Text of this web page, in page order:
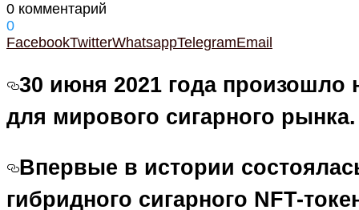
0 комментарий
0
FacebookTwitterWhatsappTelegramEmail
30 июня 2021 года произошло
для мирового сигарного рынка.
Впервые в истории
гибридного сигарного NFT-